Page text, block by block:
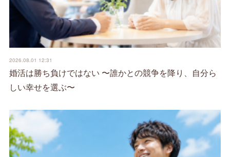
2026.08.01 12:31
婚活は勝ち負けではない 〜誰かとの競争を降り、自分ら
しい幸せを選ぶ〜